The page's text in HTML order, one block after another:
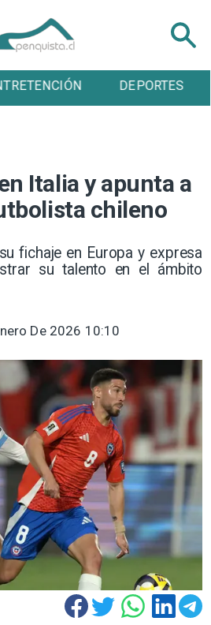
DEPORTES
Italia y apunta a
chileno
fichaje en Europa y expresa
su talento en el ámbito
De 2026 10:10